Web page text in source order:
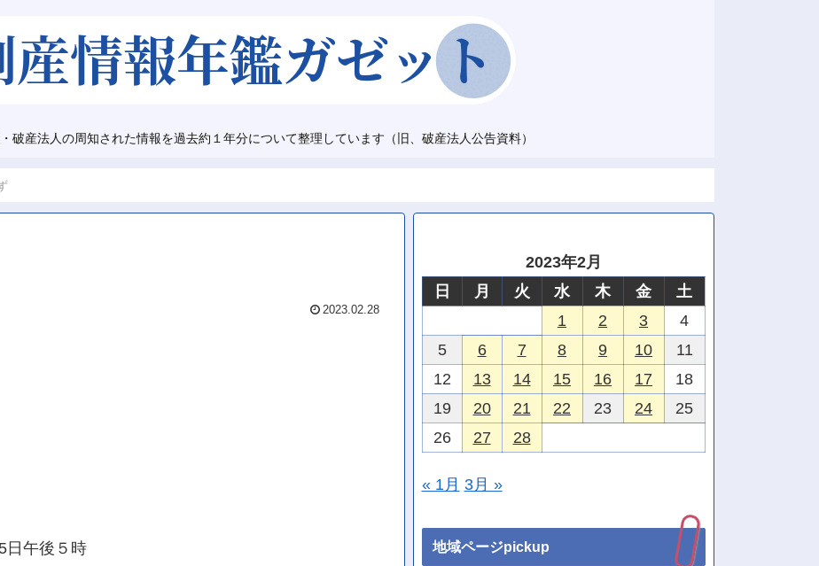
破産法人の周知された情報を過去約１年分について整理しています（旧、破産法人公告資料）
2023.02.28
午後５時
2023年2月
日
月 火 水 木 金
土
1
2 3
4
5
6 7 8 9 10
11
12
13 14 15 16 17
18
19
20 21 22 23 24
25
26
27 28
« 1月 3月 »
地域ページpickup